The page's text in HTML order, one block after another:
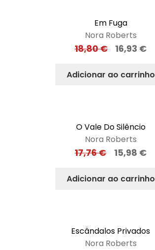
Em Fuga
Nora Roberts
18,80€ 16,93 €
Adicionar ao carrinho
O Vale Do Silêncio
Nora Roberts
17,76€ 15,98 €
Adicionar ao carrinho
Escândalos Privados
Nora Roberts